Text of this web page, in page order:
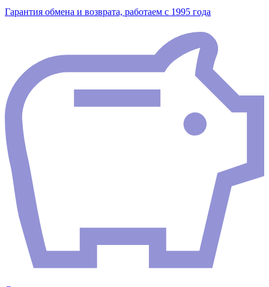
Гарантия обмена и возврата, работаем с 1995 года